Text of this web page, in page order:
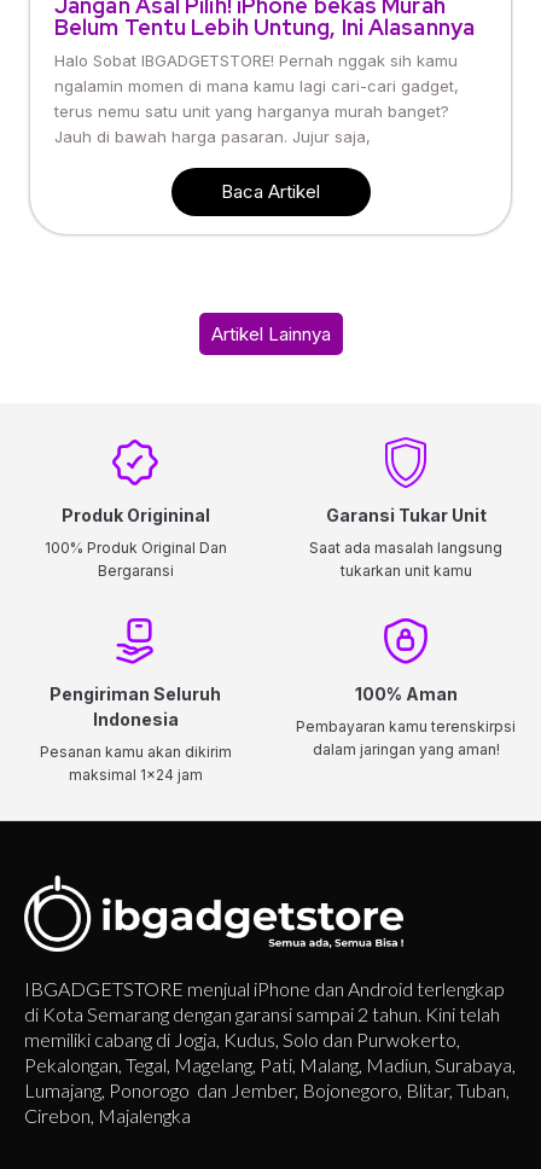
Jangan Asal Pilih! iPhone bekas Murah
Belum Tentu Lebih Untung, Ini Alasannya
Halo Sobat IBGADGETSTORE! Pernah nggak sih kamu
ngalamin momen di mana kamu lagi cari-cari gadget,
terus nemu satu unit yang harganya murah banget?
Jauh di bawah harga pasaran. Jujur saja,
Baca Artikel
Artikel Lainnya
Produk Origininal
100% Produk Original Dan
Bergaransi
Garansi Tukar Unit
Saat ada masalah langsung
tukarkan unit kamu
Pengiriman Seluruh
Indonesia
Pesanan kamu akan dikirim
maksimal 1x24 jam
100% Aman
Pembayaran kamu terenskirpsi
dalam jaringan yang aman!
IBGADGETSTORE menjual iPhone dan Android terlengkap
di Kota Semarang dengan garansi sampai 2 tahun. Kini telah
memiliki cabang di Jogja, Kudus, Solo dan Purwokerto,
Pekalongan, Tegal, Magelang, Pati, Malang, Madiun, Surabaya,
Lumajang, Ponorogo dan Jember, Bojonegoro, Blitar, Tuban,
Cirebon, Majalengka